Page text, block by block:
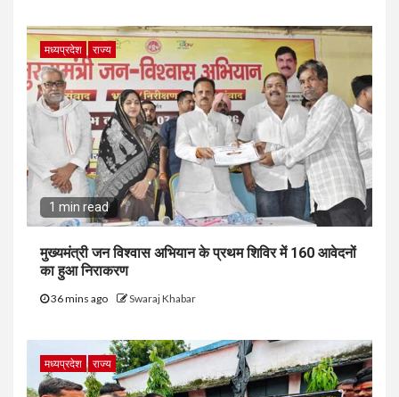
मध्यप्रदेश राज्य
1 min read
मुख्यमंत्री जन विश्वास अभियान के प्रथम शिविर में 160 आवेदनों
का हुआ निराकरण
36 mins ago Swaraj Khabar
मध्यप्रदेश राज्य